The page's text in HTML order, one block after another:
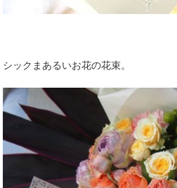
シックまあるいお花の花束。